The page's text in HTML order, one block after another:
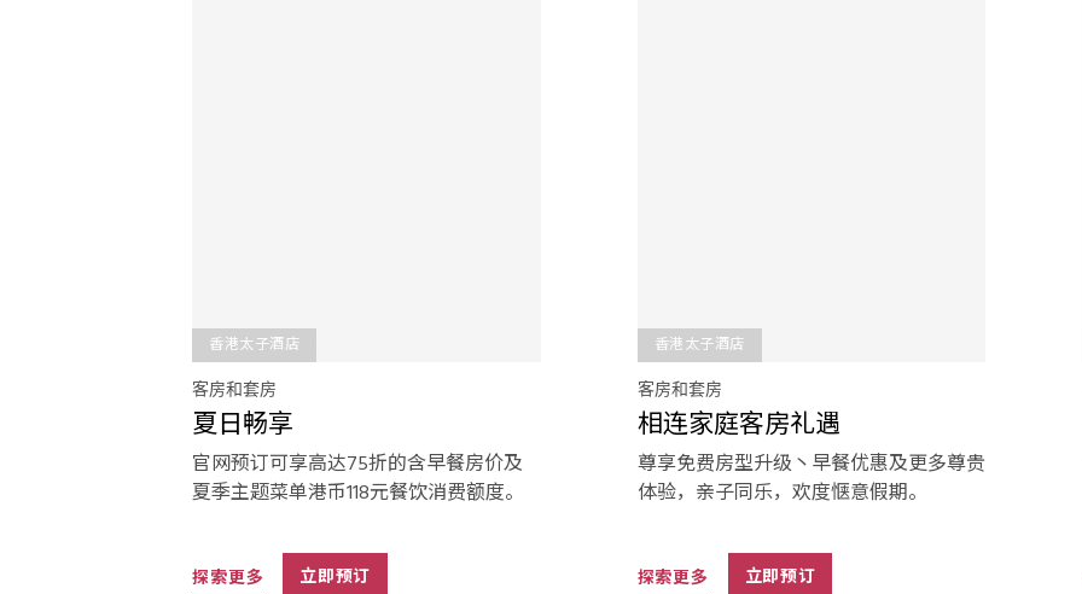
香港太子酒店
客房和套房
夏日畅享
官网预订可享高达75折的含早餐房价及
夏季主题菜单港币118元餐饮消费额度。
探索更多 立即预订
香港太子酒店
客房和套房
相连家庭客房礼遇
尊享免费房型升级丶早餐优惠及更多尊贵
体验，亲子同乐，欢度惬意假期。
探索更多 立即预订